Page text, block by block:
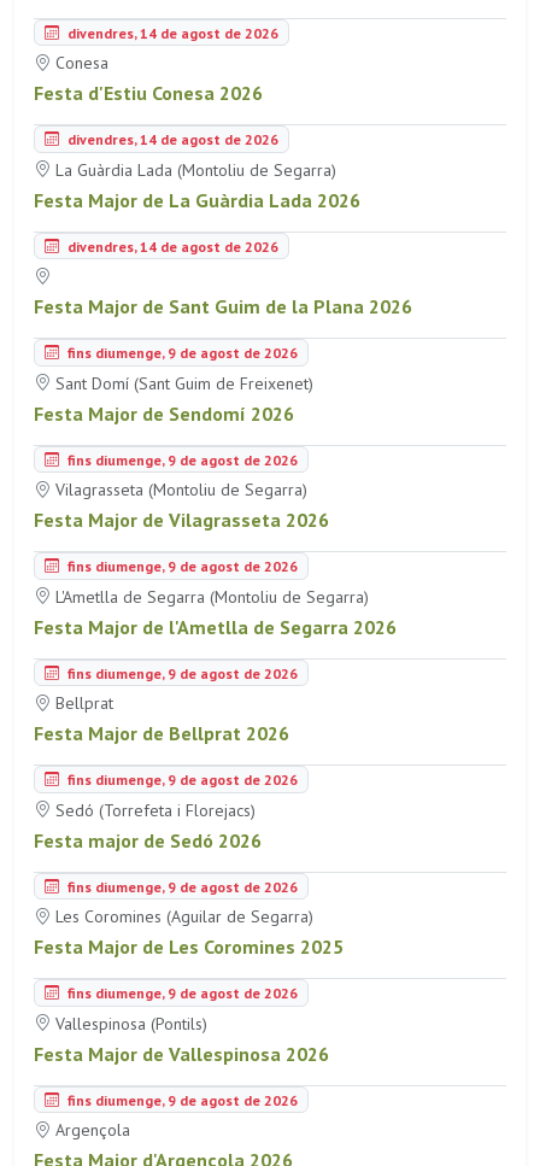
divendres, 14 de agost de 2026
Conesa
Festa d'Estiu Conesa 2026
divendres, 14 de agost de 2026
La Guàrdia Lada (Montoliu de Segarra)
Festa Major de La Guàrdia Lada 2026
divendres, 14 de agost de 2026
Festa Major de Sant Guim de la Plana 2026
fins diumenge, 9 de agost de 2026
Sant Domí (Sant Guim de Freixenet)
Festa Major de Sendomí 2026
fins diumenge, 9 de agost de 2026
Vilagrasseta (Montoliu de Segarra)
Festa Major de Vilagrasseta 2026
fins diumenge, 9 de agost de 2026
L'Ametlla de Segarra (Montoliu de Segarra)
Festa Major de l'Ametlla de Segarra 2026
fins diumenge, 9 de agost de 2026
Bellprat
Festa Major de Bellprat 2026
fins diumenge, 9 de agost de 2026
Sedó (Torrefeta i Florejacs)
Festa major de Sedó 2026
fins diumenge, 9 de agost de 2026
Les Coromines (Aguilar de Segarra)
Festa Major de Les Coromines 2025
fins diumenge, 9 de agost de 2026
Vallespinosa (Pontils)
Festa Major de Vallespinosa 2026
fins diumenge, 9 de agost de 2026
Argençola
Festa Major d'Argençola 2026